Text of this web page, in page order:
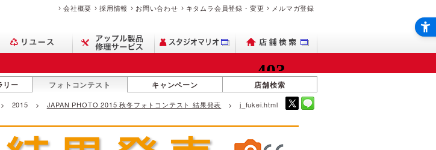
会社概要 採用情報 お問い合わせ キタムラ会員登録・変更 メルマガ登録
リー フォトコンテスト キャンペーン 店舗検索
2015 JAPAN PHOTO 2015 秋冬フォトコンテスト 結果発表 j_fukei.html